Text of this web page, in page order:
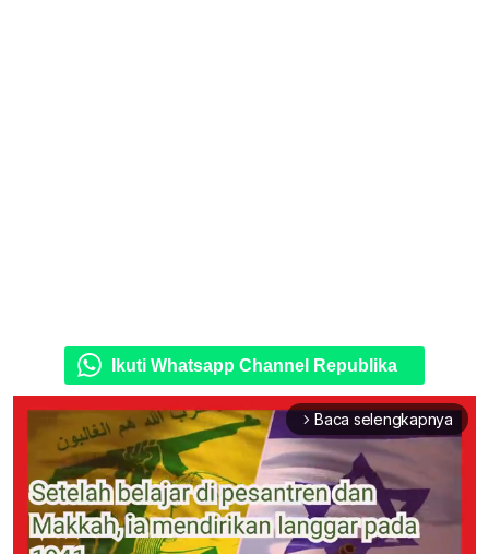
Ikuti Whatsapp Channel Republika
arrow_forward_ios Baca selengkapnya